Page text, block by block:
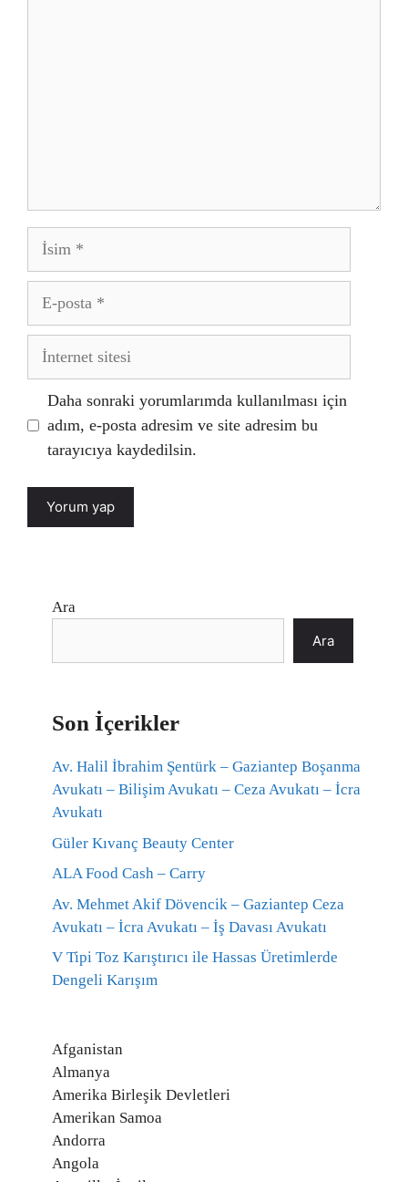
İsim
posta
İnternet
Daha sonraki yorumlarımda kullanılması için
adım, e-posta adresim ve site adresim bu
tarayıcıya kaydedilsin.
Ara
Ara
Son İçerikler
Av. Halil İbrahim Şentürk – Gaziantep Boşanma
Avukatı – Bilişim Avukatı – Ceza Avukatı – İcra
Avukatı
Güler Kıvanç Beauty Center
ALA Food Cash – Carry
Av. Mehmet Akif Dövencik – Gaziantep Ceza
Avukatı – İcra Avukatı – İş Davası Avukatı
V Tipi Toz Karıştırıcı ile Hassas Üretimlerde
Dengeli Karışım
Afganistan
Almanya
Amerika Birleşik Devletleri
Amerikan Samoa
Andorra
Angola